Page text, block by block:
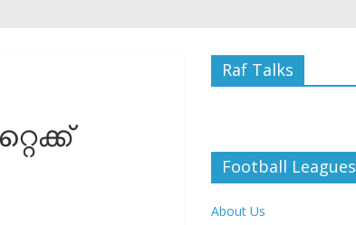
Raf Talks
Football Leagues
About Us